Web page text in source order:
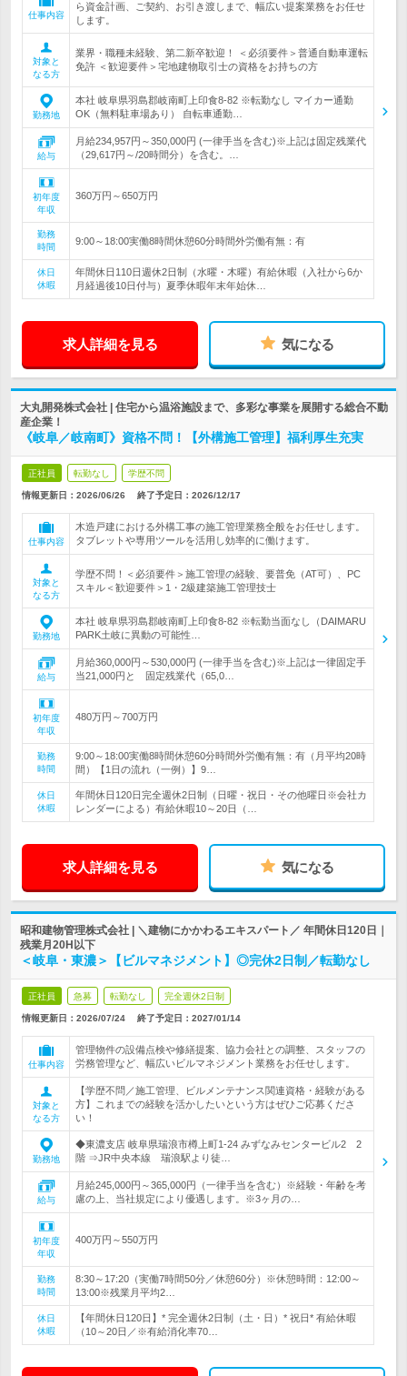
仕事内容
ら資金計画、ご契約、お引き渡しまで、幅広い提案業務をお任せ
します。
対象と
なる方
業界・職種未経験、第二新卒歓迎！ ＜必須要件＞普通自動車運転
免許 ＜歓迎要件＞宅地建物取引士の資格をお持ちの方
勤務地
本社 岐阜県羽島郡岐南町上印食8-82 ※転勤なし マイカー通勤
OK（無料駐車場あり） 自転車通勤…
給与
月給234,957円～350,000円 (一律手当を含む)※上記は固定残業代
（29,617円～/20時間分）を含む。…
初年度
年収
360万円～650万円
勤務
時間
9:00～18:00実働8時間休憩60分時間外労働有無：有
休日
休暇
年間休日110日週休2日制（水曜・木曜）有給休暇（入社から6か
月経過後10日付与）夏季休暇年末年始休…
求人詳細を見る 気になる
大丸開発株式会社 | 住宅から温浴施設まで、多彩な事業を展開する総合不動
産企業！
《岐阜／岐南町》資格不問！【外構施工管理】福利厚生充実
正社員 転勤なし 学歴不問
情報更新日：2026/06/26 終了予定日： 2026/12/17
仕事内容
木造戸建における外構工事の施工管理業務全般をお任せします。
タブレットや専用ツールを活用し効率的に働けます。
対象と
なる方
学歴不問！＜必須要件＞施工管理の経験、要普免（AT可）、PC
スキル＜歓迎要件＞1・2級建築施工管理技士
勤務地
本社 岐阜県羽島郡岐南町上印食8-82 ※転勤当面なし（DAIMARU
PARK土岐に異動の可能性…
給与
月給360,000円～530,000円 (一律手当を含む)※上記は一律固定手
当21,000円と 固定残業代（65,0…
初年度
年収
480万円～700万円
勤務
時間
9:00～18:00実働8時間休憩60分時間外労働有無：有（月平均20時
間）【1日の流れ（一例）】9…
休日
休暇
年間休日120日完全週休2日制（日曜・祝日・その他曜日※会社カ
レンダーによる）有給休暇10～20日（…
求人詳細を見る 気になる
昭和建物管理株式会社 | ＼建物にかかわるエキスパート／ 年間休日120日｜
残業月20H以下
＜岐阜・東濃＞【ビルマネジメント】◎完休2日制／転勤なし
正社員 急募 転勤なし 完全週休2日制
情報更新日：2026/07/24 終了予定日： 2027/01/14
仕事内容
管理物件の設備点検や修繕提案、協力会社との調整、スタッフの
労務管理など、幅広いビルマネジメント業務をお任せします。
対象と
なる方
【学歴不問／施工管理、ビルメンテナンス関連資格・経験がある
方】これまでの経験を活かしたいという方はぜひご応募くださ
い！
勤務地
◆東濃支店 岐阜県瑞浪市樽上町1-24 みずなみセンタービル2 2
階 ⇒JR中央本線 瑞浪駅より徒…
給与
月給245,000円～365,000円（一律手当を含む）※経験・年齢を考
慮の上、当社規定により優遇します。※3ヶ月の…
初年度
年収
400万円～550万円
勤務
時間
8:30～17:20（実働7時間50分／休憩60分）※休憩時間：12:00～
13:00※残業月平均2…
休日
休暇
【年間休日120日】* 完全週休2日制（土・日）* 祝日* 有給休暇
（10～20日／※有給消化率70…